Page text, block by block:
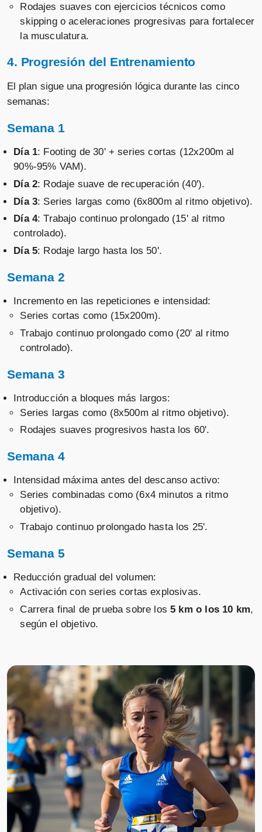
Rodajes suaves con ejercicios técnicos como
skipping o aceleraciones progresivas para fortalecer
la musculatura.
4. Progresión del Entrenamiento
El plan sigue una progresión lógica durante las cinco
semanas:
Semana 1
Día 1: Footing de 30' + series cortas (12x200m al
90%-95% VAM).
Día 2: Rodaje suave de recuperación (40').
Día 3: Series largas como (6x800m al ritmo objetivo).
Día 4: Trabajo continuo prolongado (15' al ritmo
controlado).
Día 5: Rodaje largo hasta los 50'.
Semana 2
Incremento en las repeticiones e intensidad:
Series cortas como (15x200m).
Trabajo continuo prolongado como (20' al ritmo
controlado).
Semana 3
Introducción a bloques más largos:
Series largas como (8x500m al ritmo objetivo).
Rodajes suaves progresivos hasta los 60'.
Semana 4
Intensidad máxima antes del descanso activo:
Series combinadas como (6x4 minutos a ritmo
objetivo).
Trabajo continuo prolongado hasta los 25'.
Semana 5
Reducción gradual del volumen:
Activación con series cortas explosivas.
Carrera final de prueba sobre los5 km o los 10 km,
según el objetivo.